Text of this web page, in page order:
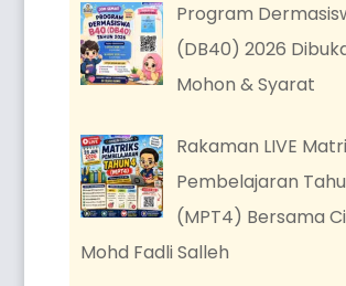
Program
(DB40) 2026
Mohon & Syarat
Rakaman LIVE
Pembelajaran
(MPT4) Bersama
Mohd Fadli Salleh